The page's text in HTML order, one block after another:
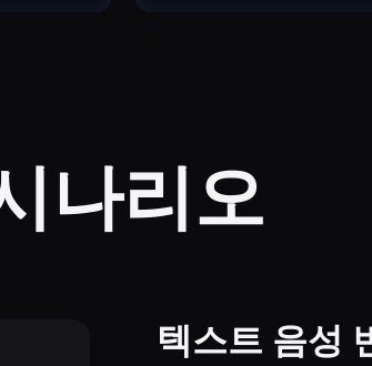
나리오
텍스트 음성